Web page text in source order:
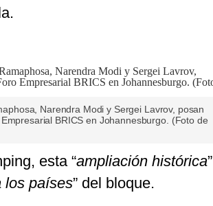
Narendra Modi y Sergei Lavrov, posan
BRICS en Johannesburgo. (Foto de
esta “ampliación histórica”
los países” del bloque.